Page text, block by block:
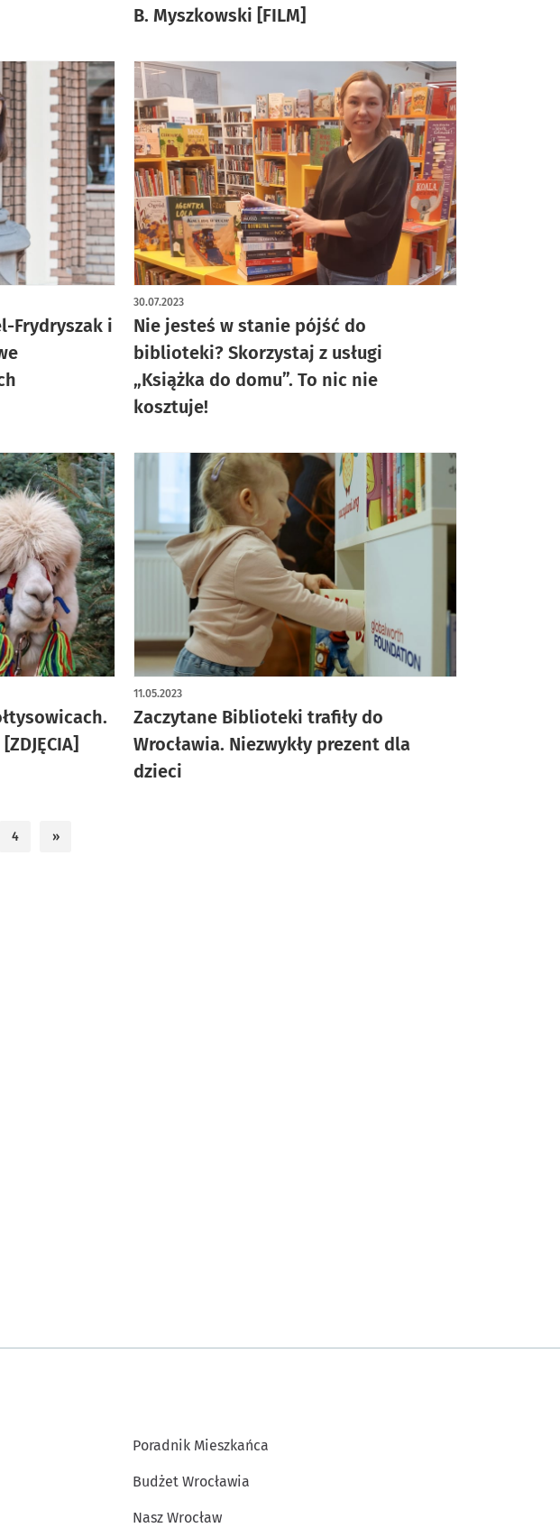
B. Myszkowski [FILM]
Frydryszak i
Nie jesteś w stanie pójść do
biblioteki? Skorzystaj z usługi
„Książka do domu”. To nic nie
kosztuje!
30.07.2023
Zaczytane Biblioteki trafiły do
Wrocławia. Niezwykły prezent dla
dzieci
11.05.2023
4 »
Poradnik Mieszkańca
Budżet Wrocławia
Nasz Wrocław